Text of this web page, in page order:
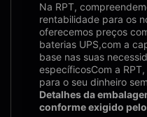
Na RPT,
rentabilidade para os
oferecemos preços
baterias UPS,com a
base nas suas
específicosCom a
para o seu dinheiro
Detalhes da
conforme exigido